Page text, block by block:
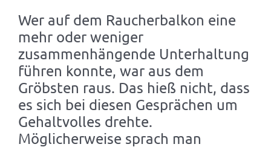
Wer auf dem Raucherbalkon eine
mehr oder weniger
zusammenhängende Unterhaltung
führen konnte, war aus dem
Gröbsten raus. Das hieß nicht, dass
es sich bei diesen Gesprächen um
Gehaltvolles drehte.
Möglicherweise sprach man